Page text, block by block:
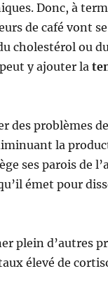
Donc, à
de café vont
cholestérol ou
y ajouter la
des problèmes
la
ses parois de
émet pour
plein d’autres
élevé de